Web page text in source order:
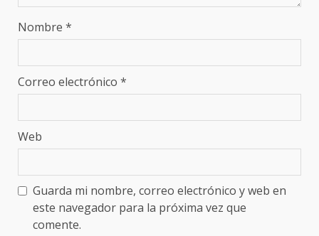
Nombre *
Correo electrónico *
Web
Guarda mi nombre, correo electrónico y web en
este navegador para la próxima vez que
comente.